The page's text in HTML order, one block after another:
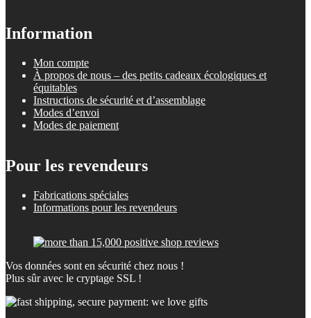
Information
Mon compte
À propos de nous – des petits cadeaux écologiques et
équitables
Instructions de sécurité et d’assemblage
Modes d’envoi
Modes de paiement
Pour les revendeurs
Fabrications spéciales
Informations pour les revendeurs
Vos données sont en sécurité chez nous !
Plus sûr avec le cryptage SSL !